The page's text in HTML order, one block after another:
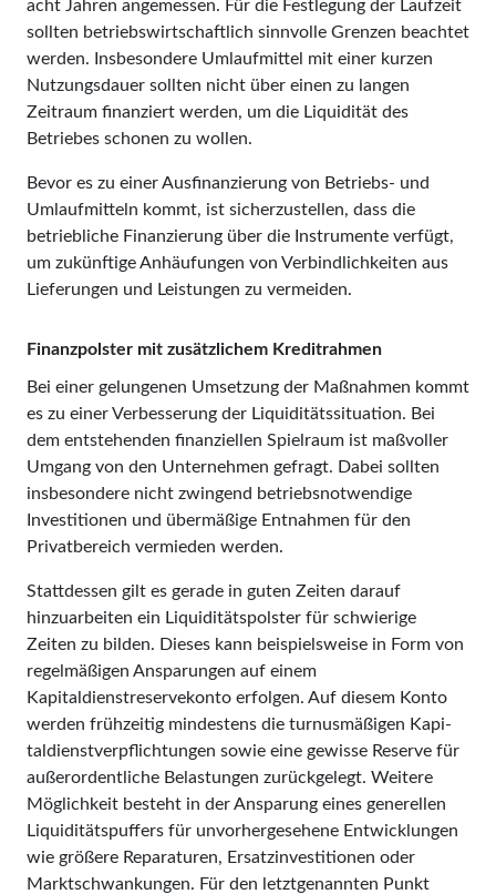
acht Jahren angemessen. Für die Festlegung der Laufzeit
sollten betriebswirtschaftlich sinnvolle Grenzen beachtet
werden. Insbesondere Umlaufmittel mit einer kurzen
Nutzungsdauer sollten nicht über einen zu langen
Zeitraum finanziert werden, um die Liquidität des
Betriebes schonen zu wollen.
Bevor es zu einer Ausfinanzierung von Betriebs- und
Umlaufmitteln kommt, ist sicherzustellen, dass die
betrieb­liche Finanzierung über die Instrumente verfügt,
um zukünftige Anhäufungen von Verbindlichkeiten aus
Lieferungen und Leistungen zu vermeiden.
Finanzpolster mit zusätzlichem Kreditrahmen
Bei einer gelungenen Umsetzung der Maßnahmen kommt
es zu einer Verbesserung der Liquiditätssituation. Bei
dem entstehenden finanziellen Spielraum ist maßvoller
Umgang von den Unternehmen gefragt. Dabei sollten
insbesondere nicht zwingend betriebsnotwendige
Investitionen und übermäßige Entnahmen für den
Privatbereich vermieden werden.
Stattdessen gilt es gerade in guten Zeiten darauf
hinzuarbeiten ein Liquiditätspolster für schwierige
Zeiten zu bilden. Dieses kann beispielsweise in Form von
regelmäßigen Ansparungen auf einem
Kapitaldienstreservekonto erfolgen. Auf diesem Konto
werden frühzeitig mindestens die turnusmäßigen Ka­­pi­
tal­­dienst­­verpflichtungen sowie eine gewisse Reserve für
außerordent­liche Belastungen zurückgelegt. Weitere
Möglichkeit besteht in der Ansparung eines generellen
Liquiditätspuffers für unvorhergesehene Entwicklungen
wie größere Reparaturen, Ersatzinvestitionen oder
Marktschwankungen. Für den letztgenannten Punkt